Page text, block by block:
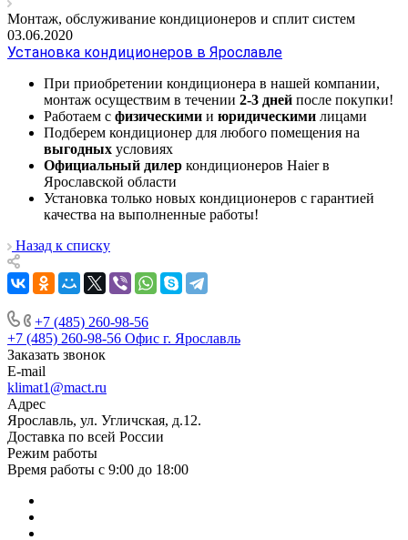
Монтаж, обслуживание кондиционеров и сплит систем
03.06.2020
Установка кондиционеров в Ярославле
При приобретении кондиционера в нашей компании,
монтаж осуществим в течении 2-3 дней после покупки!
Работаем с физическими и юридическими лицами
Подберем кондиционер для любого помещения на
выгодных условиях
Официальный дилер кондиционеров Haier в
Ярославской области
Установка только новых кондиционеров с гарантией
качества на выполненные работы!
Назад к списку
+7 (485) 260-98-56
+7 (485) 260-98-56 Офис г. Ярославль
Заказать звонок
E-mail
klimat1@mact.ru
Адрес
Ярославль, ул. Угличская, д.12.
Доставка по всей России
Режим работы
Время работы с 9:00 до 18:00